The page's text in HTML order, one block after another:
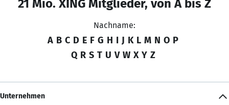
21 Mio. XING Mitglieder, von A bis Z
Nachname:
A B C D E F G H I J K L M N O P
Q R S T U V W X Y Z
Unternehmen